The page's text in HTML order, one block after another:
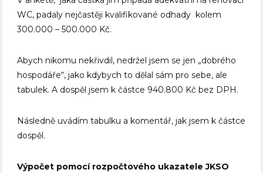
WC, padaly nejčastěji kvalifikované odhady kolem
300.000 – 500.000 Kč.
Abych nikomu nekřivdil, nedržel jsem se jen „dobrého
hospodáře“, jako kdybych to dělal sám pro sebe, ale
tabulek. A dospěl jsem k částce 940.800 Kč bez DPH.
Následně uvádím tabulku a komentář, jak jsem k částce
dospěl.
Výpočet pomocí rozpočtového ukazatele JKSO